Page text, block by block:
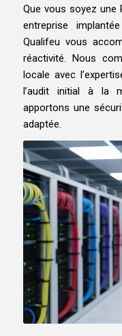
Que vous soyez une
entreprise
Qualifeu vous
réactivité. Nous
locale avec
l’audit initial à la
apportons une
adaptée.